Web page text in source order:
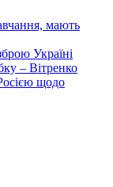
мають
Україні
– Вітренко
щодо